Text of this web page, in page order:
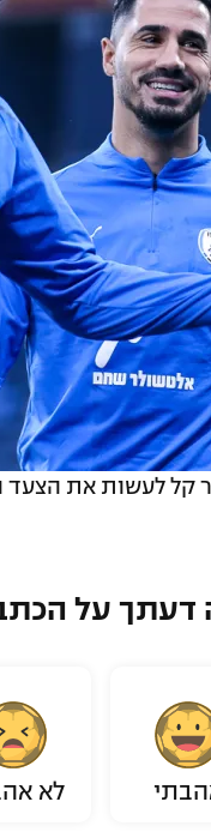
קל לעשות את
דעתך על
לא